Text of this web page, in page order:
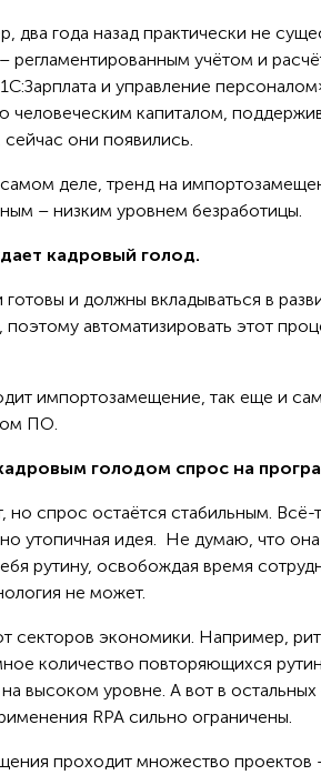
два года назад практически не
регламентированным учётом и
и управление
человеческим капиталом,
они появились.
деле, тренд на
– низким уровнем безработицы.
кадровый голод.
и должны вкладываться в
поэтому автоматизировать этот
импортозамещение, так еще и
ПО.
голодом спрос на
но спрос остаётся стабильным. Всё-
утопичная идея. Не думаю, что
рутину, освобождая время
не может.
секторов экономики. Например,
количество повторяющихся
высоком уровне. А вот в
RPA сильно ограничены.
проходит множество проектов